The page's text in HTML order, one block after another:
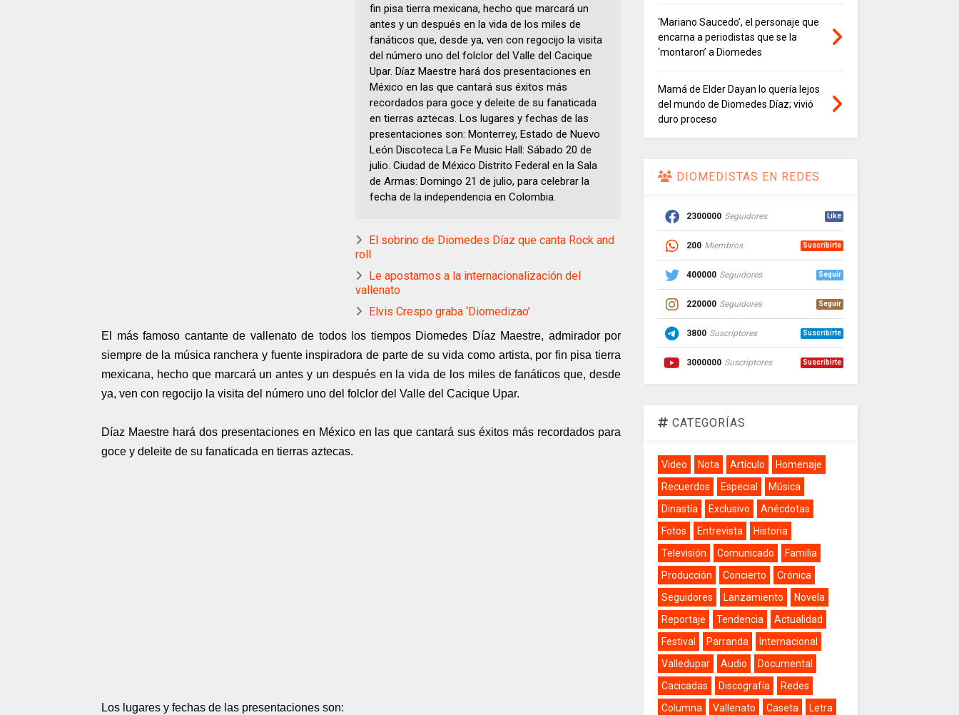
fin pisa tierra mexicana, hecho que marcará un
antes y un después en la vida de los miles de
fanáticos que, desde ya, ven con regocijo la visita
del número uno del folclor del Valle del Cacique
Upar. Díaz Maestre hará dos presentaciones en
México en las que cantará sus éxitos más
recordados para goce y deleite de su fanaticada
en tierras aztecas. Los lugares y fechas de las
presentaciones son: Monterrey, Estado de Nuevo
León Discoteca La Fe Music Hall: Sábado 20 de
julio. Ciudad de México Distrito Federal en la Sala
de Armas: Domingo 21 de julio, para celebrar la
fecha de la independencia en Colombia.
El sobrino de Diomedes Díaz que canta Rock and
roll
Le apostamos a la internacionalización del
vallenato
Elvis Crespo graba ‘Diomedizao’
El más famoso cantante de vallenato de todos los tiempos Diomedes Díaz Maestre, admirador por
siempre de la música ranchera y fuente inspiradora de parte de su vida como artista, por fin pisa tierra
mexicana, hecho que marcará un antes y un después en la vida de los miles de fanáticos que, desde
ya, ven con regocijo la visita del número uno del folclor del Valle del Cacique Upar.
Díaz Maestre hará dos presentaciones en México en las que cantará sus éxitos más recordados para
goce y deleite de su fanaticada en tierras aztecas.
Los lugares y fechas de las presentaciones son:
‘Mariano Saucedo’, el personaje que
encarna a periodistas que se la
‘montaron’ a Diomedes
Mamá de Elder Dayan lo quería lejos
del mundo de Diomedes Díaz; vivió
duro proceso
DIOMEDISTAS EN REDES
2300000 Seguidores Like
200 Miembros Suscribirte
400000 Seguidores Seguir
220000 Seguidores Seguir
3800 Suscriptores Suscribirte
3000000 Suscriptores Suscribirte
CATEGORÍAS
Video Nota Artículo
Homenaje
Recuerdos
Especial
Música
Dinastía
Exclusivo
Anécdotas
Fotos
Entrevista
Historia
Televisión
Comunicado
Familia
Producción
Concierto
Crónica
Seguidores
Lanzamiento
Novela
Reportaje
Tendencia
Actualidad
Festival
Parranda
Internacional
Valledupar
Audio
Documental
Cacicadas
Discografía
Redes
Columna
Vallenato Caseta
Letra